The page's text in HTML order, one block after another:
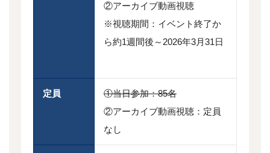
②アーカイブ動画視聴
※視聴期間：イベント終了か
ら約1週間後～2026年3月31日
定員
①当日参加：85名
②アーカイブ動画視聴：定員
なし